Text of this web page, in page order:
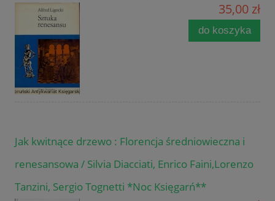
35,00 zł
do koszyka
Jak kwitnące drzewo : Florencja średniowieczna i
renesansowa / Silvia Diacciati, Enrico Faini,Lorenzo
Tanzini, Sergio Tognetti *Noc Księgarń**